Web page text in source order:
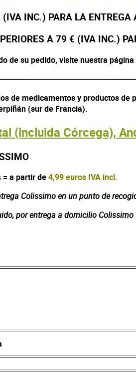
(IVA INC.) PARA LA
A 79 € (IVA INC.)
de su pedido, visite nuestra
de medicamentos y productos de
(sur de Francia).
(incluida Córcega),
= a partir de4,99 euros IVA incl.
Colissimo en un punto de
por entrega a domicilio Colissimo